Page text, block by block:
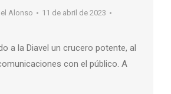
Alonso
11 de abril de 2023
a la Diavel un crucero potente, al
con el público. A